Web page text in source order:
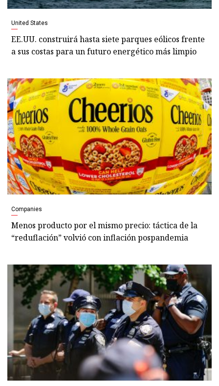
United States
EE.UU. construirá hasta siete parques eólicos frente
a sus costas para un futuro energético más limpio
Companies
Menos producto por el mismo precio: táctica de la
“reduflación” volvió con inflación pospandemia